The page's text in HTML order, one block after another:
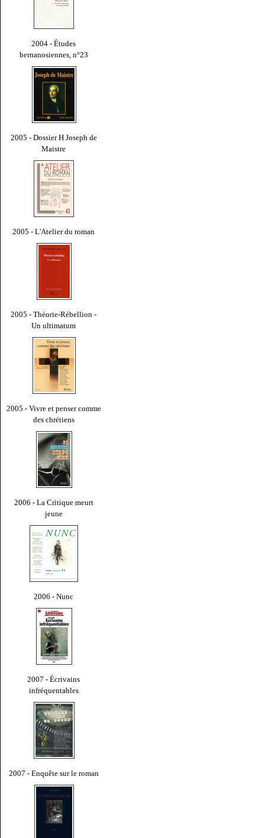
2004 - Études
bernanosiennes, n°23
2005 - Dossier H Joseph de
Maistre
2005 - L'Atelier du roman
2005 - Théorie-Rébellion -
Un ultimatum
2005 - Vivre et penser comme
des chrétiens
2006 - La Critique meurt
jeune
2006 - Nunc
2007 - Écrivains
infréquentables
2007 - Enquête sur le roman